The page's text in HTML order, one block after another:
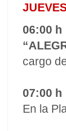
06:00 h
cargo
07:00 h
En la